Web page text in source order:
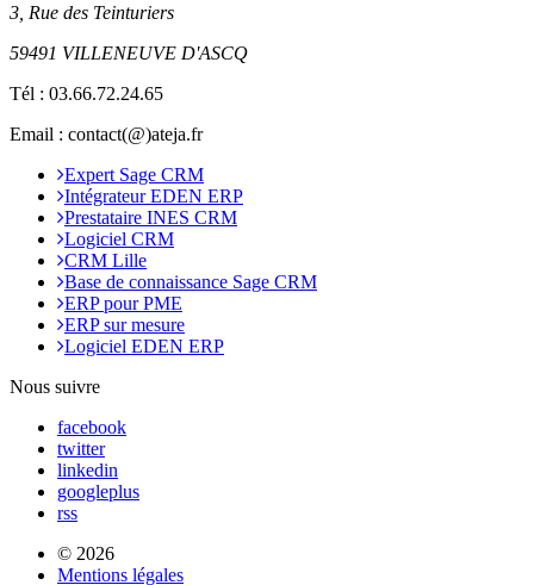
3, Rue des Teinturiers
59491 VILLENEUVE D'ASCQ
Tél : 03.66.72.24.65
Email : contact(@)ateja.fr
Expert Sage CRM
Intégrateur EDEN ERP
Prestataire INES CRM
Logiciel CRM
CRM Lille
Base de connaissance Sage CRM
ERP pour PME
ERP sur mesure
Logiciel EDEN ERP
Nous suivre
facebook
twitter
linkedin
googleplus
rss
© 2026
Mentions légales